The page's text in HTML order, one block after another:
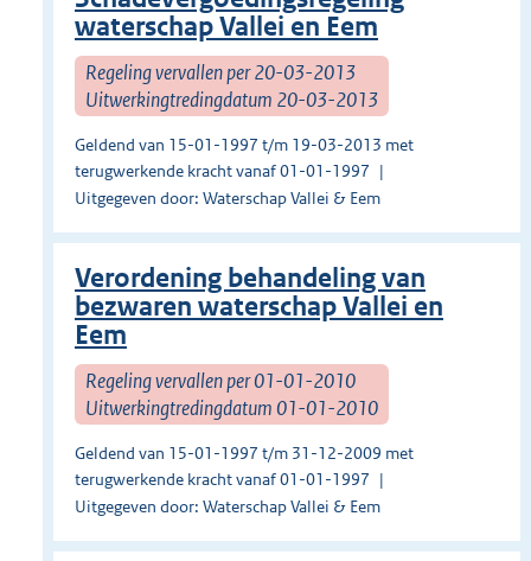
waterschap Vallei en Eem
Regeling vervallen per 20-03-2013
Uitwerkingtredingdatum 20-03-2013
Geldend van 15-01-1997 t/m 19-03-2013 met
terugwerkende kracht vanaf 01-01-1997
Uitgegeven door: Waterschap Vallei & Eem
Verordening behandeling van
bezwaren waterschap Vallei en
Eem
Regeling vervallen per 01-01-2010
Uitwerkingtredingdatum 01-01-2010
Geldend van 15-01-1997 t/m 31-12-2009 met
terugwerkende kracht vanaf 01-01-1997
Uitgegeven door: Waterschap Vallei & Eem